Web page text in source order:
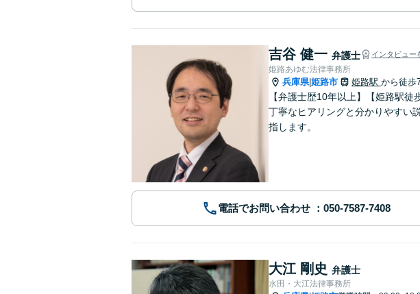
吉谷 健一 弁護士 インタビュー
姫路あゆむ法律事務所
兵庫県|姫路市 姫路駅 から徒歩
【弁護士歴10年以上】【姫路駅
丁寧なヒアリングと分かりやすい
指します。
電話でお問い合わせ
大江 剛史 弁護士
水田・大江法律事務所